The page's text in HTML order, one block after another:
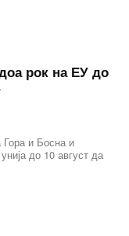
рок на ЕУ до
Гора и Босна и
до 10 август да